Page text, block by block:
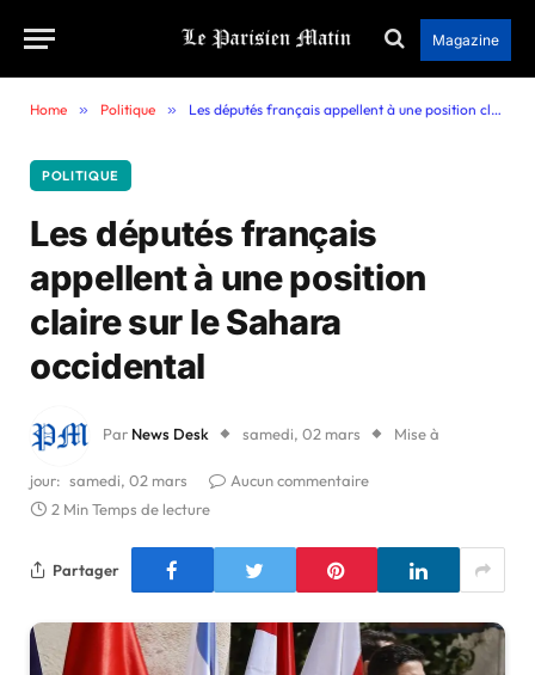
Magazine
Home » Politique » Les députés français appellent à une position claire sur le Sahara occidental
POLITIQUE
Les députés français
appellent à une position
claire sur le Sahara
occidental
Par News Desk samedi, 02 mars Mise à
jour: samedi, 02 mars
Aucun commentaire
2 Min Temps de lecture
Partager